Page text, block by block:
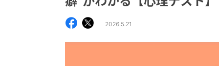
2026.5.21